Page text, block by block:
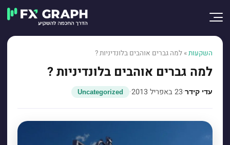
השקעות» למה גברים אוהבים בלונדיניות ?
למה גברים אוהבים בלונדיניות ?
עדי קידר·23 באפריל 2013 ·
Uncategorized